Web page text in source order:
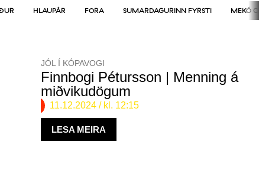
HLAUPÁR FORA SUMARDAGURINN FYRSTI MEKÓ
JÓL Í KÓPAVOGI
Finnbogi Pétursson | Menning á
miðvikudögum
11.12.2024 / kl. 12:15
LESA MEIRA